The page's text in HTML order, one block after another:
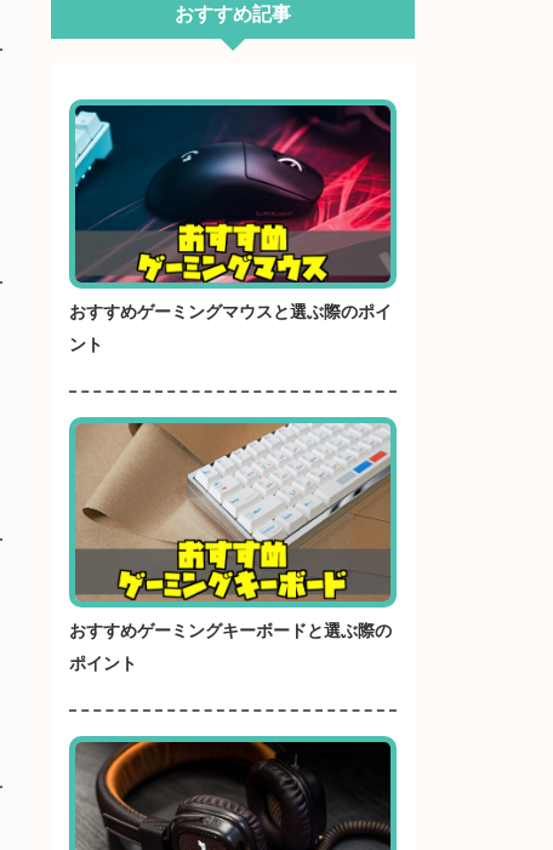
おすすめ記事
おすすめゲーミングマウスと選ぶ際のポイ
ント
おすすめゲーミングキーボードと選ぶ際の
ポイント